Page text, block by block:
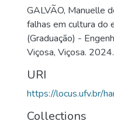
GALVÃO, Manuelle
falhas em cultura do
(Graduação) -
Viçosa, Viçosa. 2024.
URI
https://locus.ufv.br/
Collections